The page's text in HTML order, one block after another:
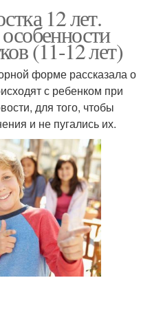
12 лет.
(11-12 лет)
форме рассказала о
с ребенком при
для того, чтобы
и не пугались их.